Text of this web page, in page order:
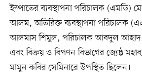
ইস্পাতের ব্যবস্থাপনা পরিচালক (এমডি)
আলম, অতিরিক্ত ব্যবস্থাপনা পরিচালক
আলমাস শিমুল, পরিচালক আবদুল আহাদ
এবং বিক্রয় ও বিপণন বিভাগের জ্যেষ্ঠ
মামুন কবির সেমিনারে উপস্থিত ছিলেন।